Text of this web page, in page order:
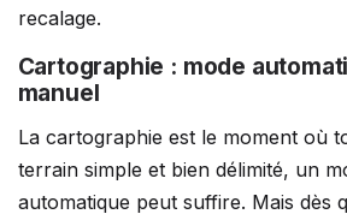
recalage.
Cartographie : mode
manuel
La cartographie est le moment où
terrain simple et bien délimité, un
automatique peut suffire. Mais dès